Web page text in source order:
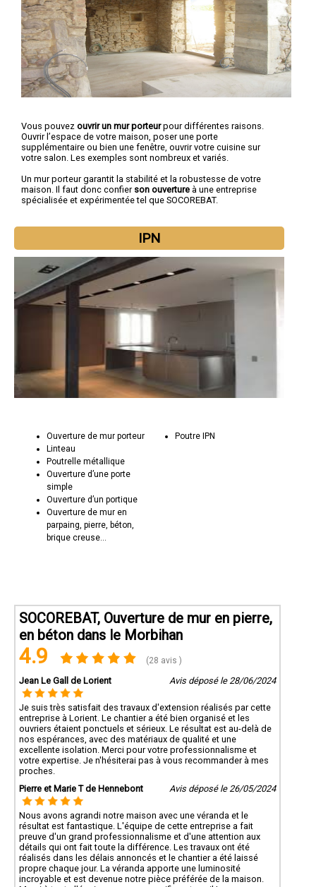
Vous pouvez ouvrir un mur porteurpour différentes raisons.
Ouvrir l’espace de votre maison, poser une porte
supplémentaire ou bien une fenêtre, ouvrir votre cuisine sur
votre salon. Les exemples sont nombreux et variés.
Un mur porteur garantit la stabilité et la robustesse de votre
maison. Il faut donc confier son ouverture à une entreprise
spécialisée et expérimentée tel que SOCOREBAT.
IPN
Ouverture de mur porteur
Linteau
Poutrelle métallique
Ouverture d’une porte
simple
Ouverture d’un portique
Ouverture de mur en
parpaing, pierre, béton,
brique creuse...
Poutre IPN
SOCOREBAT, Ouverture de mur en pierre,
en béton dans le Morbihan
4.9 (28 avis )
Jean Le Gall de Lorient Avis déposé le 28/06/2024
Je suis très satisfait des travaux d'extension réalisés par cette
entreprise à Lorient. Le chantier a été bien organisé et les
ouvriers étaient ponctuels et sérieux. Le résultat est au-delà de
nos espérances, avec des matériaux de qualité et une
excellente isolation. Merci pour votre professionnalisme et
votre expertise. Je n'hésiterai pas à vous recommander à mes
proches.
Pierre et Marie T de Hennebont
Avis déposé le 26/05/2024
Nous avons agrandi notre maison avec une véranda et le
résultat est fantastique. L'équipe de cette entreprise a fait
preuve d'un grand professionnalisme et d'une attention aux
détails qui ont fait toute la différence. Les travaux ont été
réalisés dans les délais annoncés et le chantier a été laissé
propre chaque jour. La véranda apporte une luminosité
incroyable et est devenue notre pièce préférée de la maison.